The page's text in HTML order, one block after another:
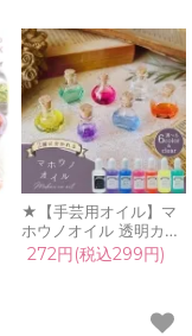
★【手芸用オイル】マ
ホウノオイル 透明カラ
ータイプ 30ml 2層 カ
ラー 魔法のオイル シェ
GreenOceanオリジナ
272円(税込299円)